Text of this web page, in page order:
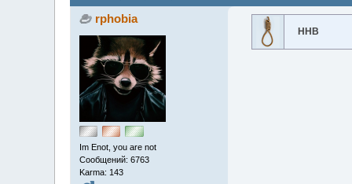
rphobia
Im Enot, you are not
Сообщений: 6763
Karma: 143
ННВ